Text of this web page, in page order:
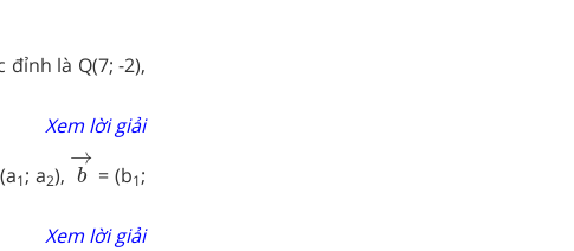
đỉnh là Q(7; -2),
Xem lời giải
1; a2),
→
b
b→
= (b1;
Xem lời giải